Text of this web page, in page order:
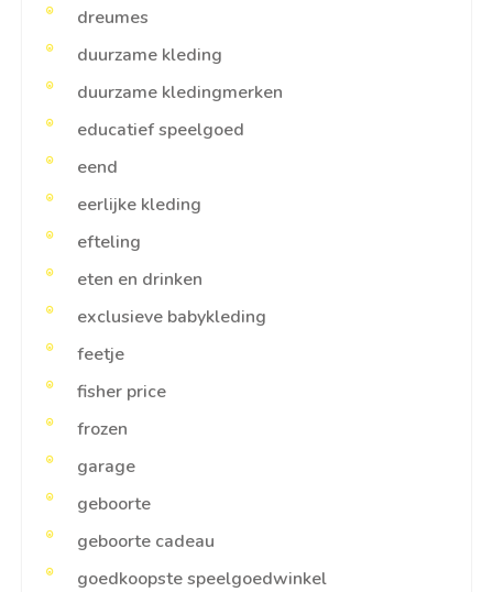
dreumes
duurzame kleding
duurzame kledingmerken
educatief speelgoed
eend
eerlijke kleding
efteling
eten en drinken
exclusieve babykleding
feetje
fisher price
frozen
garage
geboorte
geboorte cadeau
goedkoopste speelgoedwinkel